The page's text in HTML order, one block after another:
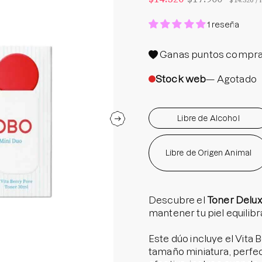
Protector
Parche
Parches
1 reseña
Ganas puntos
Stock web— Agotado
Libre de Alcohol
Libre de Origen Animal
Descubre el Toner
mantener tu piel
Este dúo incluye el Vita
tamaño miniatura,